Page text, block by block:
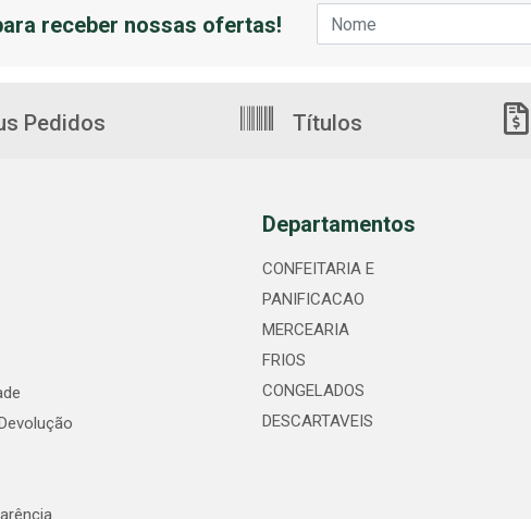
receber nossas ofertas!
Pedidos Títulos
Departamentos
CONFEITARIA E
PANIFICACAO
MERCEARIA
FRIOS
CONGELADOS
DESCARTAVEIS